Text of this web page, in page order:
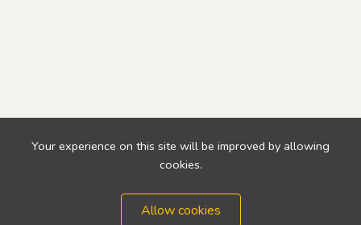
Your experience on this site will be improved by allowing
cookies.
Allow cookies